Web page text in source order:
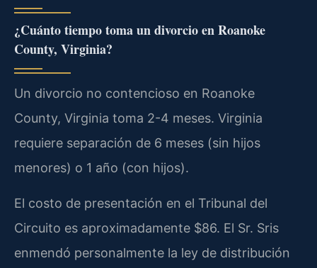
¿Cuánto tiempo toma un divorcio en Roanoke
County, Virginia?
Un divorcio no contencioso en Roanoke
County, Virginia toma 2-4 meses. Virginia
requiere separación de 6 meses (sin hijos
menores) o 1 año (con hijos).
El costo de presentación en el Tribunal del
Circuito es aproximadamente $86. El Sr. Sris
enmendó personalmente la ley de distribución